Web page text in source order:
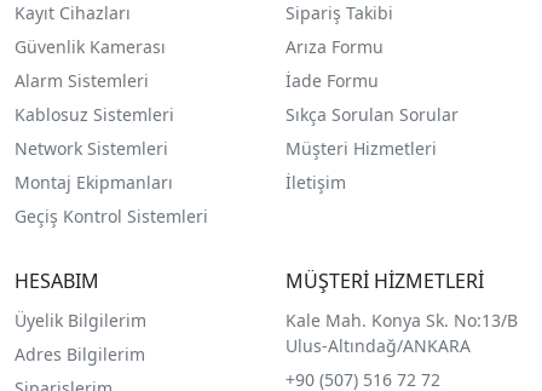
Kayıt Cihazları
Güvenlik Kamerası
Alarm Sistemleri
Kablosuz Sistemleri
Network Sistemleri
Montaj Ekipmanları
Geçiş Kontrol Sistemleri
Sipariş Takibi
Arıza Formu
İade Formu
Sıkça Sorulan Sorular
Müşteri Hizmetleri
İletişim
HESABIM
Üyelik Bilgilerim
Adres Bilgilerim
MÜŞTERİ HİZMETLERİ
Kale Mah. Konya Sk. No:13/B
Ulus-Altındağ/ANKARA
+90 (507) 516 72 72